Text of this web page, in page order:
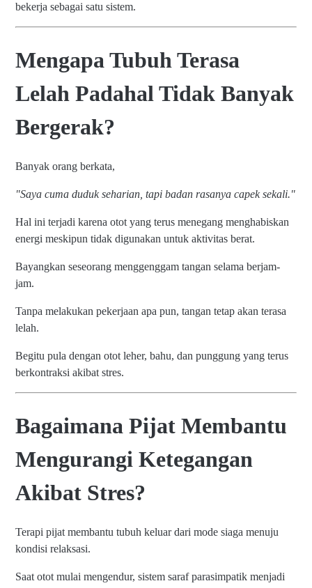
bekerja sebagai satu sistem.
Mengapa Tubuh Terasa
Lelah Padahal Tidak Banyak
Bergerak?
Banyak orang berkata,
"Saya cuma duduk seharian, tapi badan rasanya capek sekali."
Hal ini terjadi karena otot yang terus menegang menghabiskan
energi meskipun tidak digunakan untuk aktivitas berat.
Bayangkan seseorang menggenggam tangan selama berjam-
jam.
Tanpa melakukan pekerjaan apa pun, tangan tetap akan terasa
lelah.
Begitu pula dengan otot leher, bahu, dan punggung yang terus
berkontraksi akibat stres.
Bagaimana Pijat Membantu
Mengurangi Ketegangan
Akibat Stres?
Terapi pijat membantu tubuh keluar dari mode siaga menuju
kondisi relaksasi.
Saat otot mulai mengendur, sistem saraf parasimpatik menjadi